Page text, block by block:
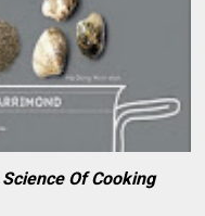
Of Cooking